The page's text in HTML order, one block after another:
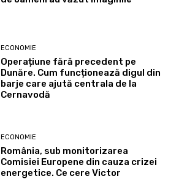
ECONOMIE
Operațiune fără precedent pe
Dunăre. Cum funcționează digul din
barje care ajută centrala de la
Cernavodă
ECONOMIE
România, sub monitorizarea
Comisiei Europene din cauza crizei
energetice. Ce cere Victor